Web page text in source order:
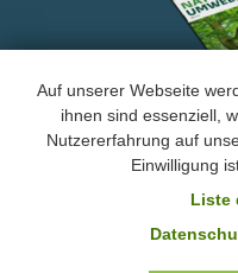
Auf unserer Webseite
ihnen sind essenziell,
Nutzererfahrung auf
Einwilligung
Liste
›